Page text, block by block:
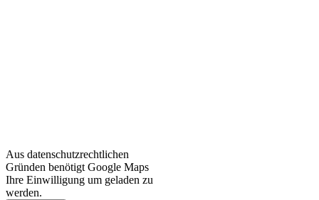
Aus datenschutzrechtlichen
Gründen benötigt Google Maps
Ihre Einwilligung um geladen zu
werden.